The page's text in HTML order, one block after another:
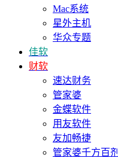
Mac系统
星外主机
华众专题
佳软
财软
速达财务
管家婆
金蝶软件
用友软件
友加畅捷
管家婆千方百剂